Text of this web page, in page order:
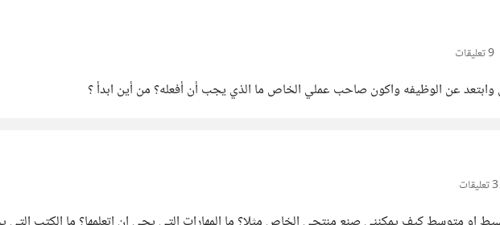
وابتعد عن الوظيفه واكون صاحب عملي الخاص ما الذي يجب أن أفعله؟ من أين ابدأ ؟